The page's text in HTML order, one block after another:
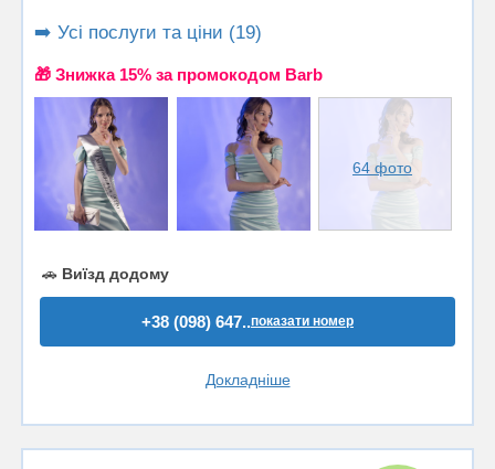
➡️ Усі послуги та ціни (19)
🎁 Знижка 15% за промокодом Barb
64 фото
🚗 Виїзд додому
+38 (098) 647..показати номер
Докладніше